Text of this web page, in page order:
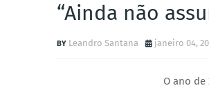
“Ainda não
Leandro Santana janeiro 04,
O ano